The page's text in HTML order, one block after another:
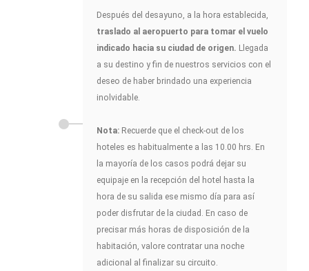
Después del desayuno, a la hora establecida,
traslado al aeropuerto para tomar el vuelo
indicado hacia su ciudad de origen. Llegada
a su destino y fin de nuestros servicios con el
deseo de haber brindado una experiencia
inolvidable.
Nota: Recuerde que el check-out de los
hoteles es habitualmente a las 10.00 hrs. En
la mayoría de los casos podrá dejar su
equipaje en la recepción del hotel hasta la
hora de su salida ese mismo día para así
poder disfrutar de la ciudad. En caso de
precisar más horas de disposición de la
habitación, valore contratar una noche
adicional al finalizar su circuito.